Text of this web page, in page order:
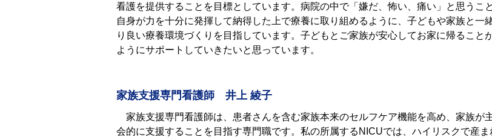
看護を提供することを⽬標としています。病院の中で「嫌だ、怖い、痛い」と思うこ
⾃⾝が⼒を⼗分に発揮して納得した上で療養に取り組めるように、⼦どもや家族と⼀
り良い療養環境づくりを⽬指しています。⼦どもとご家族が安⼼してお家に帰ること
ようにサポートしていきたいと思っています。
家族支援専門看護師 井上 綾子
家族支援専門看護師は、患者さんを含む家族本来のセルフケア機能を高め、家族が
会的に支援することを目指す専門職です。私の所属するNICUでは、ハイリスクで産